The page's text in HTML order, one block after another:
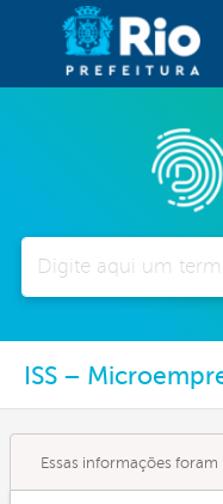
ISS –
Essas informações foram